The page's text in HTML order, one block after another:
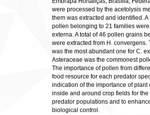
were processed by the acetolysis
them was extracted and identified.
pollen belonging to 21 families
externa. A total of 46 pollen grains
were extracted from H. convergens.
was the most abundant one for C.
Asteraceae was the commonest
The importance of pollen from
food resource for each predator
indication of the importance of plant
inside and around crop fields for
predator populations and to
biological control.